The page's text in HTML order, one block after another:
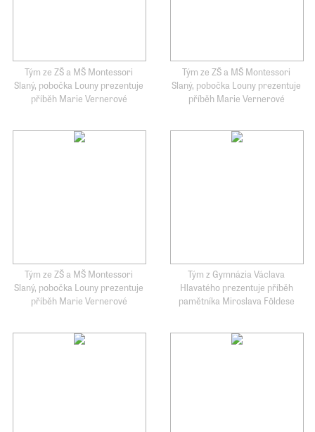
Tým ze ZŠ a MŠ Montessori
Slaný, pobočka Louny prezentuje
příběh Marie Vernerové
Tým ze ZŠ a MŠ Montessori
Slaný, pobočka Louny prezentuje
příběh Marie Vernerové
Tým ze ZŠ a MŠ Montessori
Slaný, pobočka Louny prezentuje
příběh Marie Vernerové
Tým z Gymnázia Václava
Hlavatého prezentuje příběh
pamětníka Miroslava Földese